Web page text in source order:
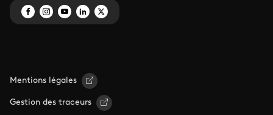
Mentions légales
Gestion des traceurs